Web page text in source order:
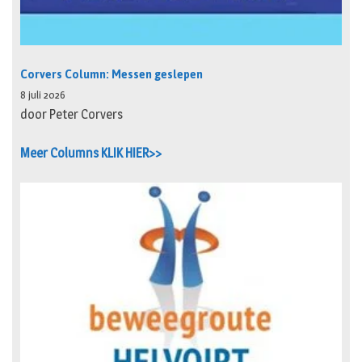
Corvers Column: Messen geslepen
8 juli 2026
door Peter Corvers
Meer Columns KLIK HIER>>